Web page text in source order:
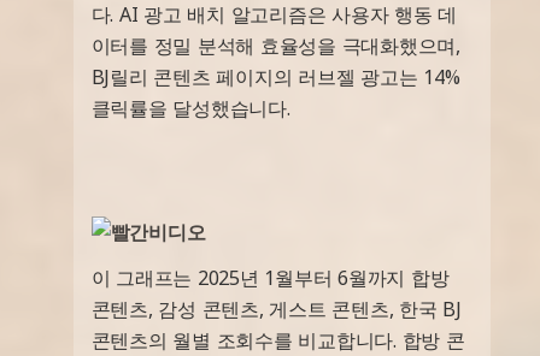
다. AI 광고 배치 알고리즘은 사용자 행동 데
이터를 정밀 분석해 효율성을 극대화했으며,
BJ릴리 콘텐츠 페이지의 러브젤 광고는 14%
클릭률을 달성했습니다.
이 그래프는 2025년 1월부터 6월까지 합방
콘텐츠, 감성 콘텐츠, 게스트 콘텐츠, 한국 BJ
콘텐츠의 월별 조회수를 비교합니다. 합방 콘